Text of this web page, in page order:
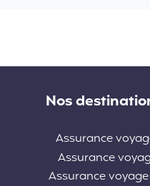
Nos
Assurance
Assurance
Assurance